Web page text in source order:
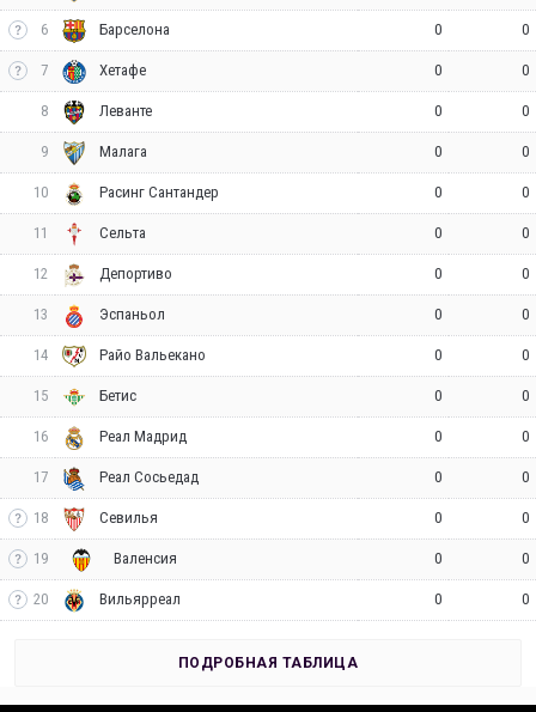
6 Барселона 0 0
7 Хетафе 0 0
8 Леванте 0 0
9 Малага 0 0
10 Расинг Сантандер 0 0
11 Сельта 0 0
12 Депортиво 0 0
13 Эспаньол 0 0
14 Райо Вальекано 0 0
15 Бетис 0 0
16 Реал Мадрид 0 0
17 Реал Сосьедад 0 0
18 Севилья 0 0
19 Валенсия 0 0
20 Вильярреал 0 0
ПОДРОБНАЯ ТАБЛИЦА